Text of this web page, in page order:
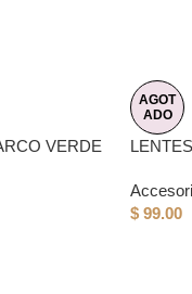
VERDE
AGOT
ADO
$ 99.00